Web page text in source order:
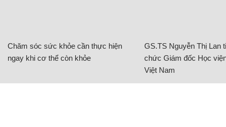
Chăm sóc sức khỏe cần thực hiện
ngay khi cơ thể còn khỏe
GS.TS Nguyễn Thị Lan
chức Giám đốc Học
Việt Nam